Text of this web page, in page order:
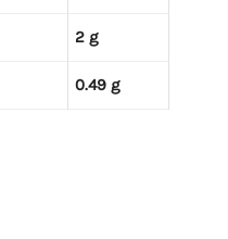
2 g
0.49 g